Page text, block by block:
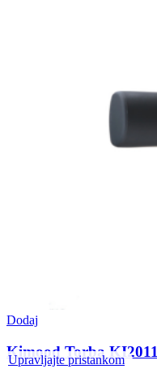
Dodaj
Kimood Torba KI2011
Upravljajte pristankom